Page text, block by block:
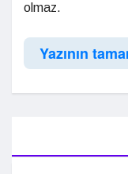
olmaz.
Yazının